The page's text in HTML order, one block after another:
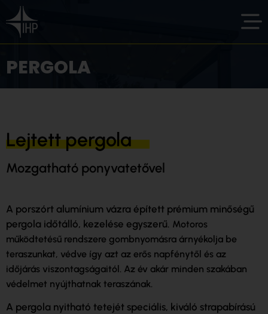
PERGOLA
Lejtett pergola
Mozgatható ponyvatetővel
A porszórt alumínium vázra épített prémium minőségű
pergola időtálló, kezelése egyszerű. Motoros
működtetésű rendszere gombnyomásra árnyékolja be
teraszunkat, védve így azt az erős napfénytől és az
időjárás viszontagságaitól. Az év akár minden szakában
védelmet nyújthatnak teraszának.
A pergola nyitható tetejét speciális, kiváló strapabírású